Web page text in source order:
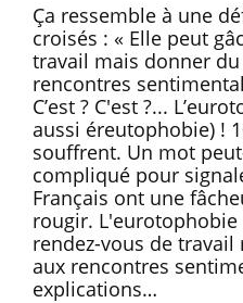
Ça ressemble à une
croisés : « Elle peut
travail mais donner
rencontres
C’est ? C'est ?...
aussi éreutophobie) !
souffrent. Un mot
compliqué pour
Français ont une
rougir.
rendez-vous de
aux rencontres
explications…